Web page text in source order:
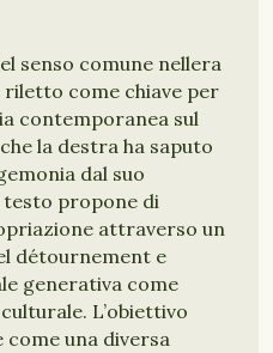
senso comune nellera
come chiave per
contemporanea sul
la destra ha saputo
dal suo
testo propone di
attraverso un
détournement e
generativa come
L’obiettivo
una diversa